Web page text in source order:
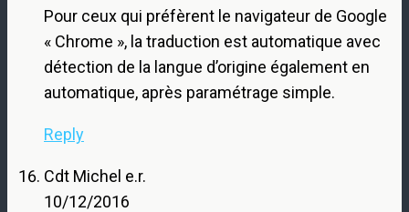
Pour ceux qui préfèrent le navigateur de Google
« Chrome », la traduction est automatique avec
détection de la langue d’origine également en
automatique, après paramétrage simple.
Reply
Cdt Michel e.r.
10/12/2016